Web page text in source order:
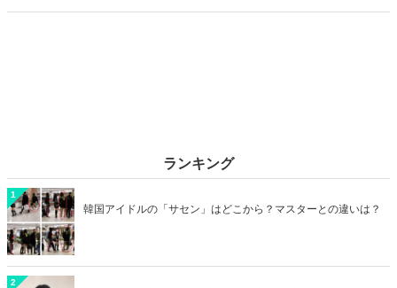
ランキング
1
韓国アイドルの「サセン」はどこから？マスターとの違いは？
2